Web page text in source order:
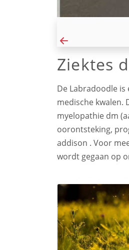
Ziektes
De Labradoodle
medische kwalen.
myelopathie dm
oorontsteking,
addison . Voor
wordt gegaan op